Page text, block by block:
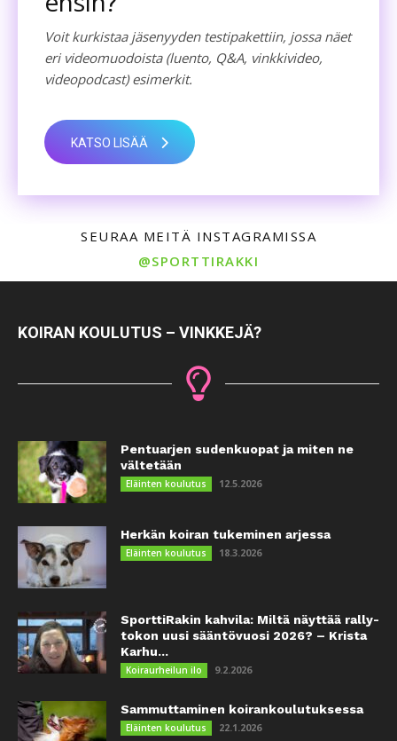
Voit kurkistaa jäsenyyden testipakettiin, jossa näet
eri videomuodoista (luento, Q&A, vinkkivideo,
videopodcast) esimerkit.
KATSO LISÄÄ
SEURAA MEITÄ INSTAGRAMISSA
@SPORTTIRAKKI
KOIRAN KOULUTUS – VINKKEJÄ?
Pentuarjen sudenkuopat ja miten ne
vältetään
Eläinten koulutus 12.5.2026
Herkän koiran tukeminen arjessa
Eläinten koulutus 18.3.2026
SporttiRakin kahvila: Miltä näyttää rally-
tokon uusi sääntövuosi 2026? – Krista
Karhu...
Koiraurheilun ilo 9.2.2026
Sammuttaminen koirankoulutuksessa
Eläinten koulutus 22.1.2026